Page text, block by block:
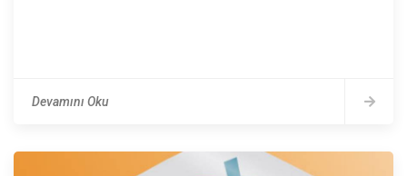
Devamını Oku